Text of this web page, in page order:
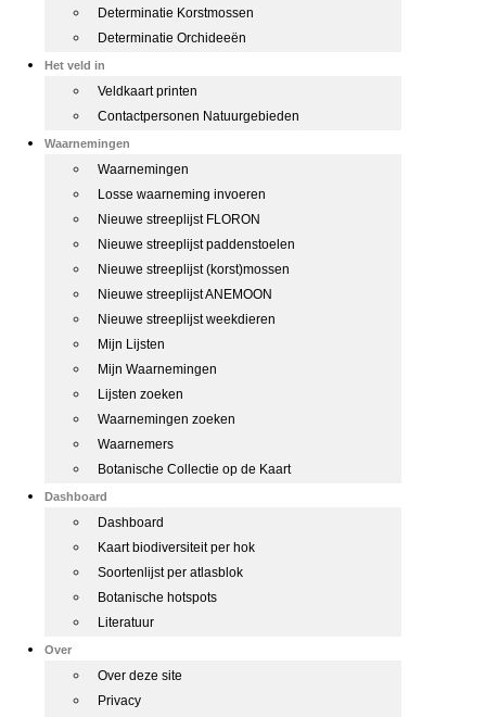
Determinatie Korstmossen
Determinatie Orchideeën
Het veld in
Veldkaart printen
Contactpersonen Natuurgebieden
Waarnemingen
Waarnemingen
Losse waarneming invoeren
Nieuwe streeplijst FLORON
Nieuwe streeplijst paddenstoelen
Nieuwe streeplijst (korst)mossen
Nieuwe streeplijst ANEMOON
Nieuwe streeplijst weekdieren
Mijn Lijsten
Mijn Waarnemingen
Lijsten zoeken
Waarnemingen zoeken
Waarnemers
Botanische Collectie op de Kaart
Dashboard
Dashboard
Kaart biodiversiteit per hok
Soortenlijst per atlasblok
Botanische hotspots
Literatuur
Over
Over deze site
Privacy